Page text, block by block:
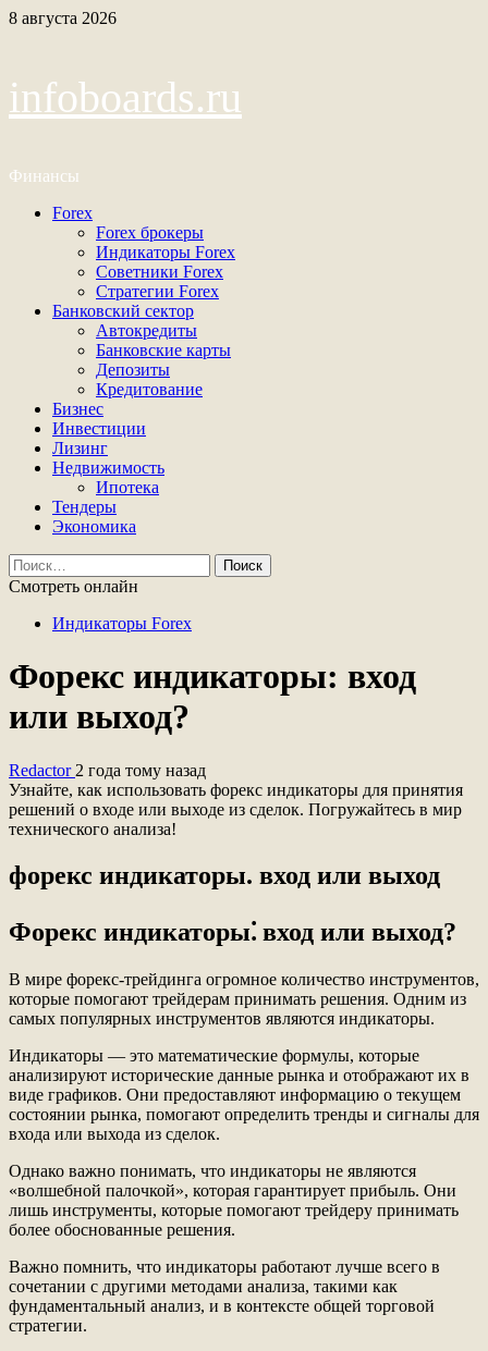
Перейти
8 августа 2026
infoboards.ru
Финансы
Основное
Forex
Forex брокеры
Индикаторы Forex
Советники Forex
Стратегии Forex
Банковский сектор
Автокредиты
Банковские карты
Депозиты
Кредитование
Бизнес
Инвестиции
Лизинг
Недвижимость
Ипотека
Тендеры
Экономика
Найти:
Смотреть онлайн
Индикаторы Forex
Форекс индикаторы: вход
или выход?
Redactor 2 года тому назад
Узнайте, как использовать форекс индикаторы для принятия
решений о входе или выходе из сделок. Погружайтесь в мир
технического анализа!
форекс индикаторы. вход или выход
Форекс индикаторы⁚ вход или выход?
В мире форекс-трейдинга огромное количество инструментов,
которые помогают трейдерам принимать решения. Одним из
самых популярных инструментов являются индикаторы.
Индикаторы — это математические формулы, которые
анализируют исторические данные рынка и отображают их в
виде графиков. Они предоставляют информацию о текущем
состоянии рынка, помогают определить тренды и сигналы для
входа или выхода из сделок.
Однако важно понимать, что индикаторы не являются
«волшебной палочкой», которая гарантирует прибыль. Они
лишь инструменты, которые помогают трейдеру принимать
более обоснованные решения.
Важно помнить, что индикаторы работают лучше всего в
сочетании с другими методами анализа, такими как
фундаментальный анализ, и в контексте общей торговой
стратегии.